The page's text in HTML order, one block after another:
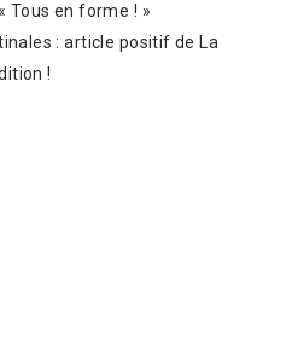
Tous en forme ! »
: article positif de La
!